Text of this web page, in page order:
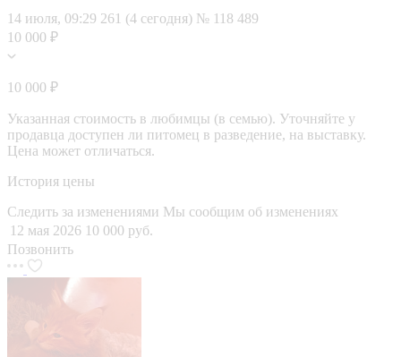
14 июля, 09:29 261 (4 сегодня) № 118 489
10 000 ₽
10 000 ₽
Указанная стоимость в любимцы (в семью). Уточняйте у
продавца доступен ли питомец в разведение, на выставку.
Цена может отличаться.
История цены
Следить за изменениями Мы сообщим об изменениях
12 мая 2026 10 000 руб.
Позвонить